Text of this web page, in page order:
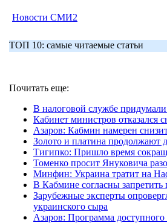
Новости СМИ2
ТОП 10: самые читаемые статьи
Почитать еще:
В налоговой службе
Кабинет министров отказался
Азаров: Кабмин намерен
Золото и платина продолжают
Тигипко: Пришло время
Томенко просит Януковича
Минфин: Украина тратит на
В Кабмине согласны
Зарубежные эксперты
украинского сыра
Азаров: Программа